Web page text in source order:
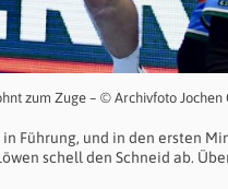
zum Zuge – © Archivfoto Jochen
Führung, und in den ersten
schell den Schneid ab.